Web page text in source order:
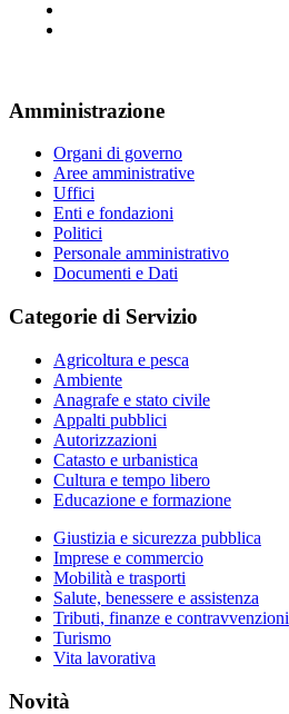
Amministrazione
Organi di governo
Aree amministrative
Uffici
Enti e fondazioni
Politici
Personale amministrativo
Documenti e Dati
Categorie di Servizio
Agricoltura e pesca
Ambiente
Anagrafe e stato civile
Appalti pubblici
Autorizzazioni
Catasto e urbanistica
Cultura e tempo libero
Educazione e formazione
Giustizia e sicurezza pubblica
Imprese e commercio
Mobilità e trasporti
Salute, benessere e assistenza
Tributi, finanze e contravvenzioni
Turismo
Vita lavorativa
Novità